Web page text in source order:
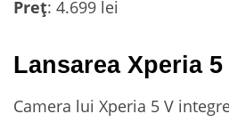
Preț: 4.699 lei
Lansarea Xperia 5
Camera lui Xperia 5 V